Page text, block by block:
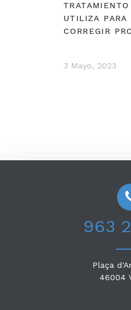
UTILIZA PARA
CORREGIR
3 Mayo, 2023
963
Plaça
46004